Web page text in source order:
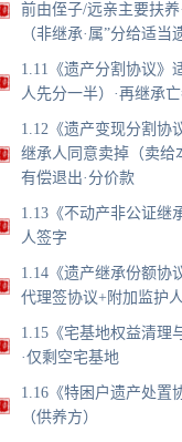
前由侄子/远亲主要扶养
（非继承·属”分给适当
1.11《遗产分割协议》
人先分一半）·再继承
1.12《遗产变现分割协
继承人同意卖掉（卖给
有偿退出·分价款
1.13《不动产非公证继
人签字
1.14《遗产继承份额协
代理签协议+附加监护
1.15《宅基地权益清理
·仅剩空宅基地
1.16《特困户遗产处置
（供养方）